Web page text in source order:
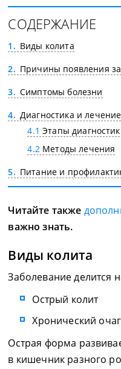
СОДЕРЖАНИЕ
1
Виды колита
2
Причины появления
3
Симптомы болезни
4
Диагностика и лечение
4.1 Этапы
4.2Методы лечения
5
Питание и
Читайте также
важно знать.
Виды колита
Заболевание делится
Острый колит
Хронический
Острая форма
в кишечник разного